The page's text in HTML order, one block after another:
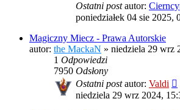
Ostatni postautor:
poniedziałek 04 sie 2025,
Magiczny Miecz - Prawa Autorskie
autor: the MackaN » niedziela 29 wrz
1 Odpowiedzi
7950 Odsłony
Ostatni postautor: Valdi
niedziela 29 wrz 2024,